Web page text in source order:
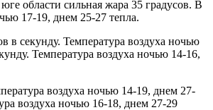
области сильная жара 35 градусов. В
17-19, днем 25-27 тепла.
в секунду. Температура воздуха ночью
Температура воздуха ночью 14-16,
воздуха ночью 14-19, днем 27-
воздуха ночью 16-18, днем 27-29